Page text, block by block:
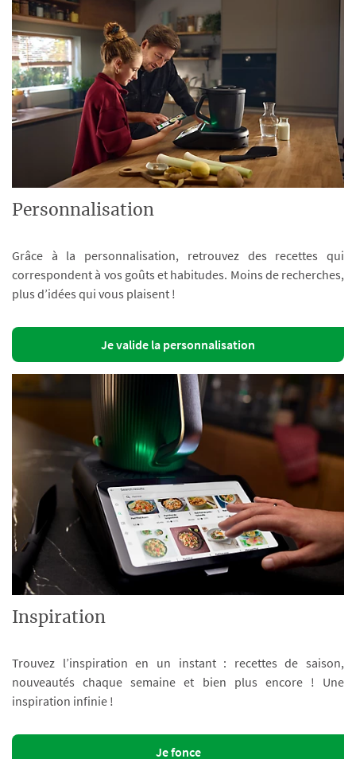
Personnalisation
Grâce à la personnalisation, retrouvez des recettes qui
correspondent à vos goûts et habitudes. Moins de recherches,
plus d’idées qui vous plaisent !
Je valide la personnalisation
Inspiration
Trouvez l’inspiration en un instant : recettes de saison,
nouveautés chaque semaine et bien plus encore ! Une
inspiration infinie !
Je fonce